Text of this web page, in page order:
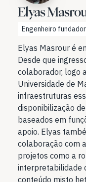
Elyas
Engenheiro fundador
Elyas Masrour é
Desde que
colaborador, logo
Universidade de
infraestruturas
disponibilização
baseados em
apoio. Elyas
colaboração com
projetos como a
interpretabilidade
conteúdo misto